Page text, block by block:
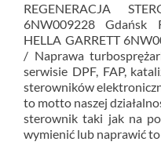
REGENERACJA
6NW009228 Gdańsk
HELLA GARRETT
/ Naprawa
serwisie DPF, FAP,
sterowników
to motto naszej
sterownik taki jak na
wymienić lub naprawić